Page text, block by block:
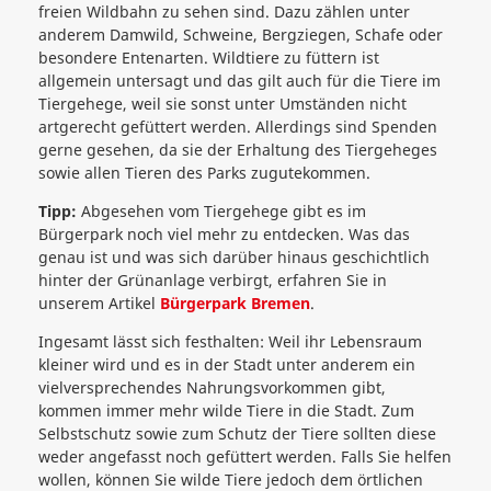
freien Wildbahn zu sehen sind. Dazu zählen unter
anderem Damwild, Schweine, Bergziegen, Schafe oder
besondere Entenarten. Wildtiere zu füttern ist
allgemein untersagt und das gilt auch für die Tiere im
Tiergehege, weil sie sonst unter Umständen nicht
artgerecht gefüttert werden. Allerdings sind Spenden
gerne gesehen, da sie der Erhaltung des Tiergeheges
sowie allen Tieren des Parks zugutekommen.
Tipp: Abgesehen vom Tiergehege gibt es im
Bürgerpark noch viel mehr zu entdecken. Was das
genau ist und was sich darüber hinaus geschichtlich
hinter der Grünanlage verbirgt, erfahren Sie in
unserem Artikel Bürgerpark Bremen.
Ingesamt lässt sich festhalten: Weil ihr Lebensraum
kleiner wird und es in der Stadt unter anderem ein
vielversprechendes Nahrungsvorkommen gibt,
kommen immer mehr wilde Tiere in die Stadt. Zum
Selbstschutz sowie zum Schutz der Tiere sollten diese
weder angefasst noch gefüttert werden. Falls Sie helfen
wollen, können Sie wilde Tiere jedoch dem örtlichen